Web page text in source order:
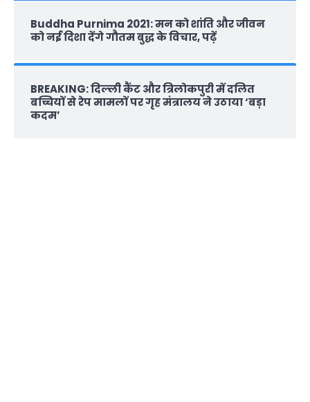
Buddha Purnima 2021: मन को शांति और जीवन
को नई दिशा देंगे गौतम बुद्ध के विचार, पढ़ें
BREAKING: दिल्‍ली कैंट और त्रिलोकपुरी में दलित
बच्चियों से रेप मामलों पर गृह मंत्रालय ने उठाया ‘बड़ा
कदम’